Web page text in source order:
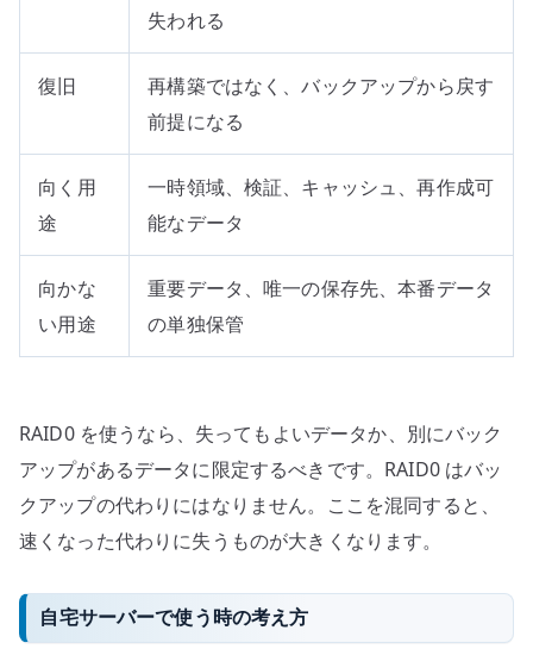
失われる
復旧
再構築ではなく、バックアップから戻す
前提になる
向く用
途
一時領域、検証、キャッシュ、再作成可
能なデータ
向かな
い用途
重要データ、唯一の保存先、本番データ
の単独保管
RAID0 を使うなら、失ってもよいデータか、別にバック
アップがあるデータに限定するべきです。RAID0 はバッ
クアップの代わりにはなりません。ここを混同すると、
速くなった代わりに失うものが大きくなります。
自宅サーバーで使う時の考え方